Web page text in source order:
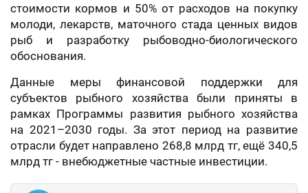
стоимости кормов и 50% от расходов на покупку
молоди, лекарств, маточного стада ценных видов
рыб и разработку рыбоводно-биологического
обоснования.
Данные меры финансовой поддержки для
субъектов рыбного хозяйства были приняты в
рамках Программы развития рыбного хозяйства
на 2021–2030 годы. За этот период на развитие
отрасли будет направлено 268,8 млрд тг, ещё 340,5
млрд тг - внебюджетные частные инвестиции.